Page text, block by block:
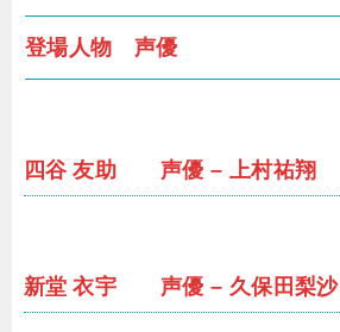
登場人物 声優
四谷 友助 声優 – 上村祐翔
新堂 衣宇 声優 – 久保田梨沙